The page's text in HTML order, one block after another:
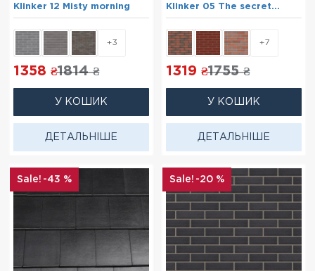
+3
Klinker 12 Misty morning
1358 ₴1814₴
У КОШИК
ДЕТАЛЬНІШЕ
+7
Klinker 05 The secret
garden
1319 ₴1755₴
У КОШИК
ДЕТАЛЬНІШЕ
-43 % -20 %